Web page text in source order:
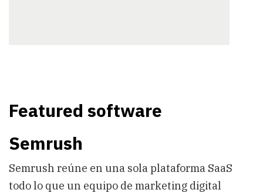
Featured software
Semrush
Semrush reúne en una sola plataforma SaaS
todo lo que un equipo de marketing digital